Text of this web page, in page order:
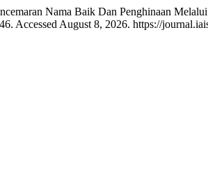
Nama Baik Dan Penghinaan
Accessed August 8, 2026. https://